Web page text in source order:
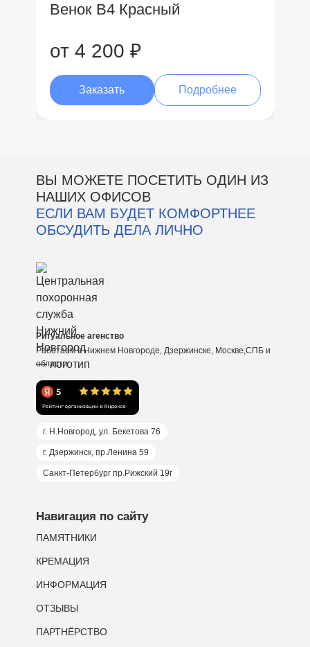
Венок В4 Красный
от 4 200 ₽
Заказать Подробнее
ВЫ МОЖЕТЕ ПОСЕТИТЬ ОДИН ИЗ
НАШИХ ОФИСОВ
ЕСЛИ ВАМ БУДЕТ КОМФОРТНЕЕ
ОБСУДИТЬ ДЕЛА ЛИЧНО
Ритуальное агенство
Работаем в Нижнем Новгороде, Дзержинске, Москве,СПБ и
области
г. Н.Новгород, ул. Бекетова 76
г. Дзержинск, пр.Ленина 59
Санкт-Петербург пр.Рижский 19г
Навигация по сайту
ПАМЯТНИКИ
КРЕМАЦИЯ
ИНФОРМАЦИЯ
ОТЗЫВЫ
ПАРТНЁРСТВО